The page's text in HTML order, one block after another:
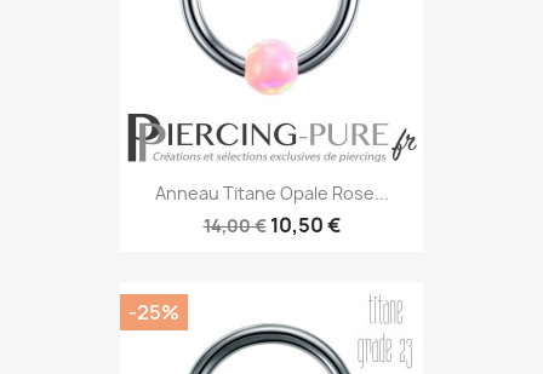
Anneau Titane Opale Rose...
14,00 € 10,50 €
-25%